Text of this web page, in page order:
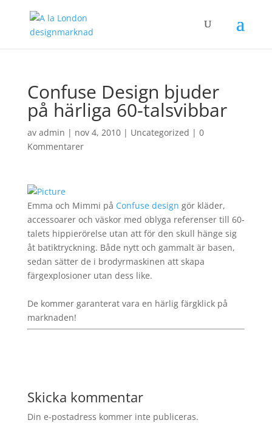
Confuse Design bjuder
på härliga 60-talsvibbar
av admin | nov 4, 2010| Uncategorized | 0
Kommentarer
Emma och Mimmi på Confuse design gör kläder,
accessoarer och väskor med oblyga referenser till 60-
talets hippierörelse utan att för den skull hänge sig
åt batiktryckning. Både nytt och gammalt är basen,
sedan sätter de i brodyrmaskinen att skapa
färgexplosioner utan dess like.
De kommer garanterat vara en härlig färgklick på
marknaden!
Skicka kommentar
Din e-postadress kommer inte publiceras.